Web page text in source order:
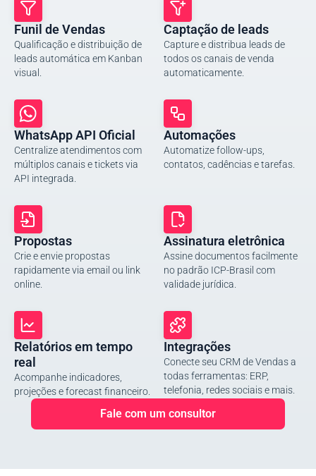
Funil de Vendas
Qualificação e distribuição de
leads automática em Kanban
visual.
Captação de leads
Capture e distribua leads de
todos os canais de venda
automaticamente.
WhatsApp API Oficial
Centralize atendimentos com
múltiplos canais e tickets via
API integrada.
Automações
Automatize follow-ups,
contatos, cadências e tarefas.
Propostas
Crie e envie propostas
rapidamente via email ou link
online.
Assinatura eletrônica
Assine documentos facilmente
no padrão ICP-Brasil com
validade jurídica.
Relatórios em tempo
real
Acompanhe indicadores,
projeções e forecast financeiro.
Integrações
Conecte seu CRM de Vendas a
todas ferramentas: ERP,
telefonia, redes sociais e mais.
Fale com um consultor